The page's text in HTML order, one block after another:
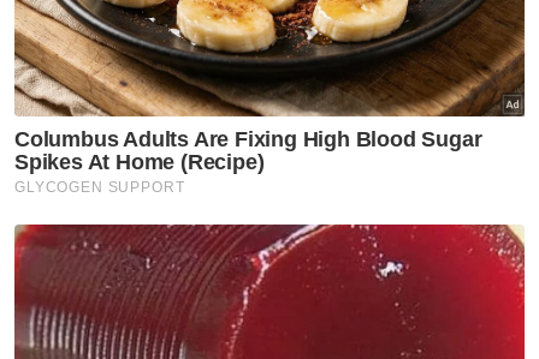
Berita Telus & Tulus menerusi E-Mel setiap
hari!
Beliau turut menuntut perintah injunksi bagi
menghalang defendan sama ada secara